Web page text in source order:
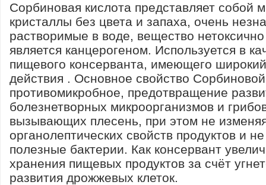
Сорбиновая кислота представляет собой
кристаллы без цвета и запаха, очень
растворимые в воде, вещество
является канцерогеном. Используется в
пищевого консерванта, имеющего
действия . Основное свойство
противомикробное, предотвращение
болезнетворных микроорганизмов и
вызывающих плесень, при этом не
органолептических свойств продуктов и
полезные бактерии. Как консервант
хранения пищевых продуктов за счёт
развития дрожжевых клеток.